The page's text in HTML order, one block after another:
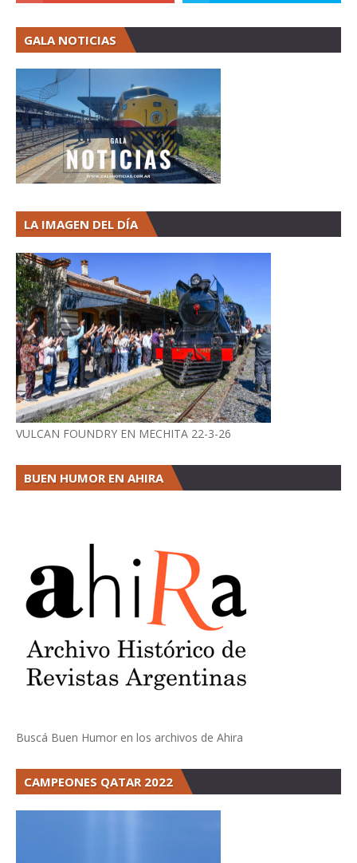
GALA NOTICIAS
LA IMAGEN DEL DÍA
VULCAN FOUNDRY EN MECHITA 22-3-26
BUEN HUMOR EN AHIRA
Buscá Buen Humor en los archivos de Ahira
CAMPEONES QATAR 2022